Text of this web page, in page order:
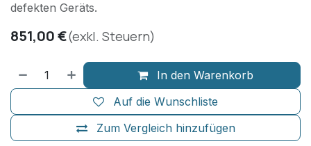
defekten Geräts.
851,00€(exkl. Steuern)
In den Warenkorb
Zum Vergleich hinzufügen
Auf die Wunschliste